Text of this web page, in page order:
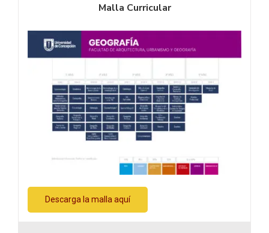
Malla Curricular
Descarga la malla aquí